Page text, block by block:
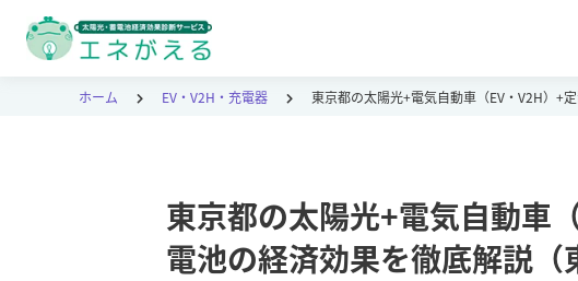
ホーム EV・V2H・充電器 東京都の太陽光+電気自動車（EV・V2H）+
東京都の太陽光+電気自動車
電池の経済効果を徹底解説（